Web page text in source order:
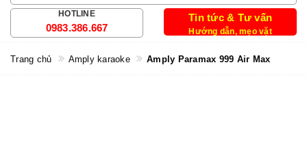
HOTLINE
0983.386.667
Tin tức & Tư vấn
Hướng dẫn, mẹo vặt
Trang chủ Amply karaoke Amply Paramax 999 Air Max